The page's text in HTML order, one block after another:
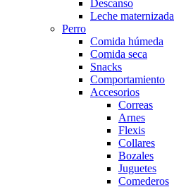
Descanso
Leche maternizada
Perro
Comida húmeda
Comida seca
Snacks
Comportamiento
Accesorios
Correas
Arnes
Flexis
Collares
Bozales
Juguetes
Comederos